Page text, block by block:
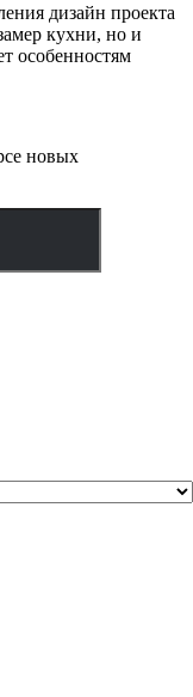
дизайн проекта
кухни, но и
особенностям
новых